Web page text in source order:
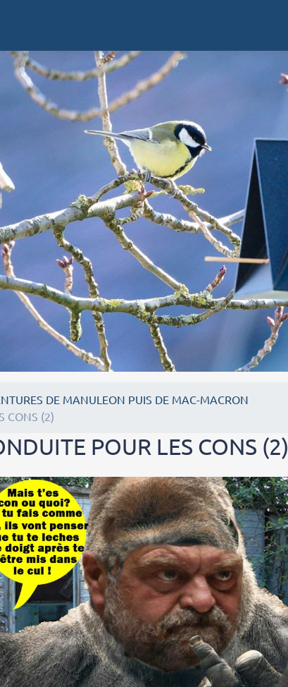
DE MANULEON PUIS DE MAC-MACRON
CONS (2)
POUR LES CONS (2)